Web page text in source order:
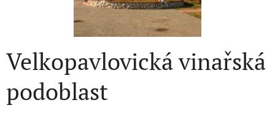
Velkopavlovická vinařská
podoblast